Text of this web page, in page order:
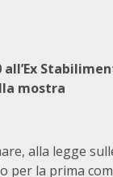
mostra
alla legge
per la prima